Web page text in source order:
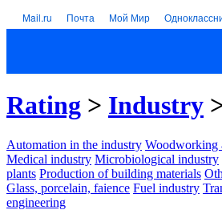
Mail.ru Почта Мой Мир
Rating > Industry
Automation in the industry Woodworking
Medical industry Microbiological industry
plants Production of building materials
Glass, porcelain, faience Fuel industry
engineering